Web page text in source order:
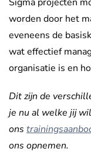
worden door het
eveneens de
wat effectief
organisatie is en
Dit zijn de
je nu al welke jij
ons
ons opnemen.